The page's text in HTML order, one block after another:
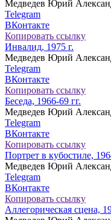
Медведев Юрий
Telegram
ВКонтакте
Копировать ссылку
Инвалид, 1975 г.
Медведев Юрий
Telegram
ВКонтакте
Копировать ссылку
Беседа, 1966-69 гг.
Медведев Юрий
Telegram
ВКонтакте
Копировать ссылку
Портрет в кубостиле,
Медведев Юрий
Telegram
ВКонтакте
Копировать ссылку
Аллегорическая сцена,